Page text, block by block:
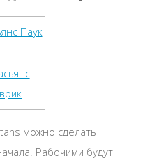
можно сделать
Рабочими будут